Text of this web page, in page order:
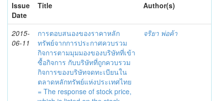
Issue
Date
Title Author(s)
2015-
06-11
การตอบสนองของราคาหลัก
ทรัพย์จากการประกาศควบรวม
กิจการตามมุมมองของบริษัทที่เข้า
ซื้อกิจการ กับบริษัทที่ถูกควบรวม
กิจการของบริษัทจดทะเบียนใน
ตลาดหลักทรัพย์แห่งประเทศไทย
= The response of stock price,
จริยา พ่อค้า